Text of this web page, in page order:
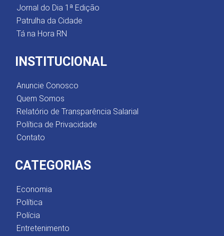
Jornal do Dia 1ª Edição
Patrulha da Cidade
Tá na Hora RN
INSTITUCIONAL
Anuncie Conosco
Quem Somos
Relatório de Transparência Salarial
Política de Privacidade
Contato
CATEGORIAS
Economia
Política
Polícia
Entretenimento